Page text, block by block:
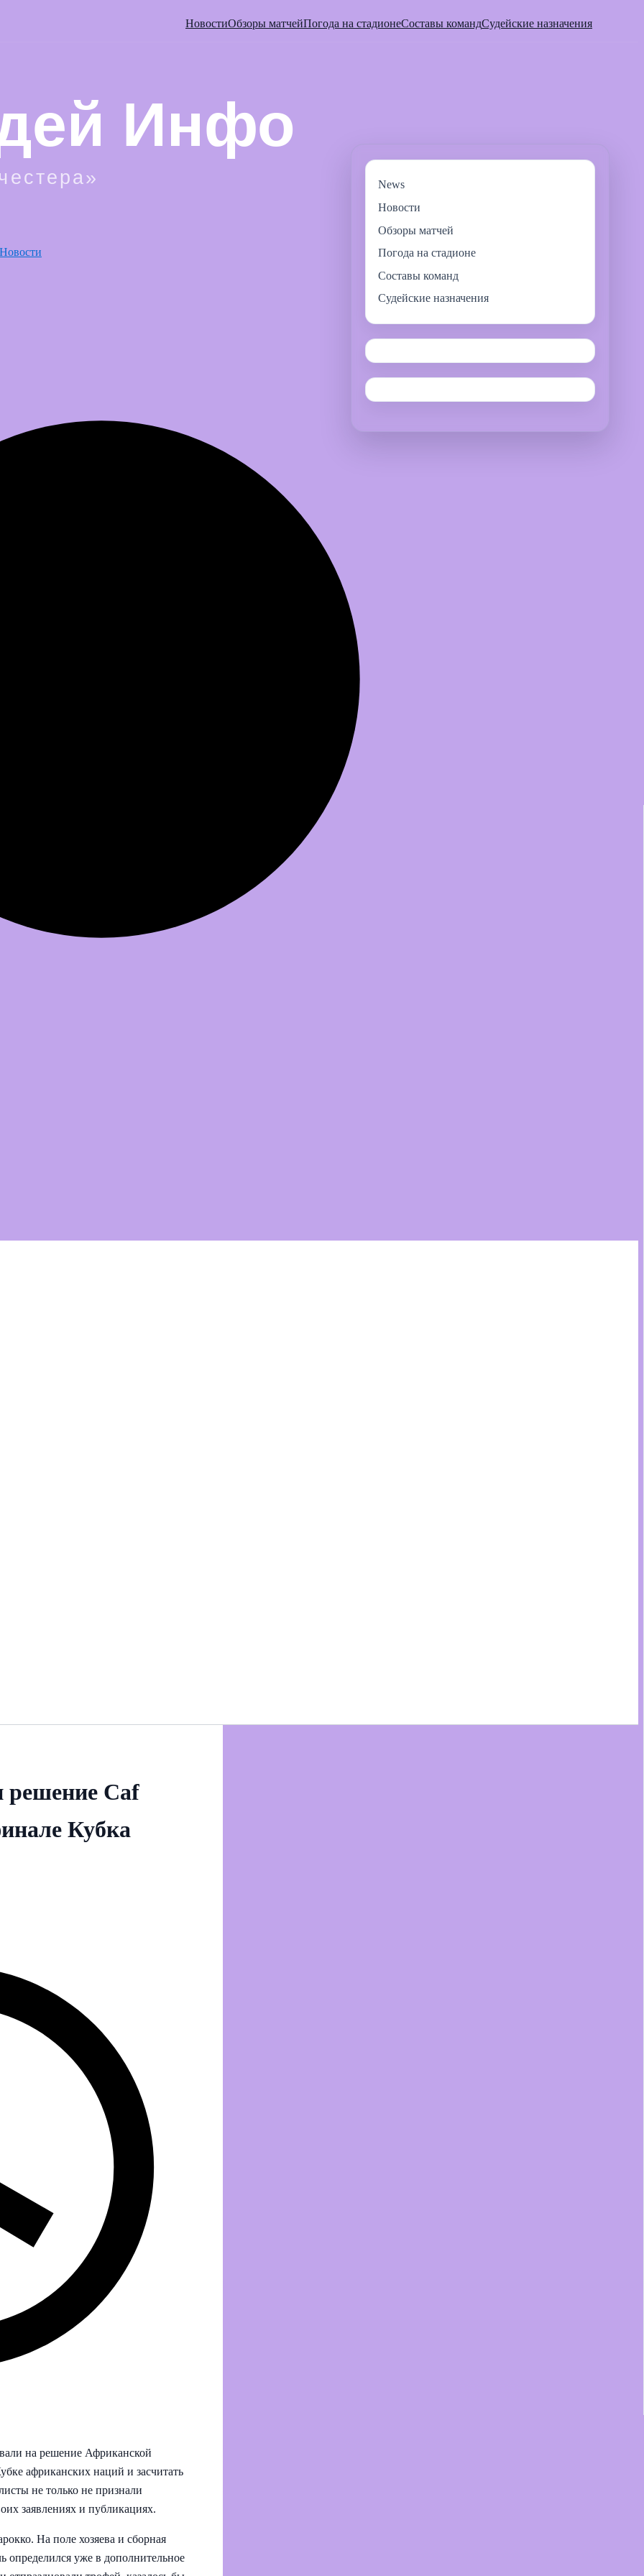
НовостиОбзоры матчейПогода на стадионеСоставы командСудейские назначения
Новости
решение Caf
Кубка
на решение Африканской
африканских наций и засчитать
не только не признали
заявлениях и публикациях.
На поле хозяева и сборная
определился уже в дополнительное
News
Новости
Обзоры матчей
Погода на стадионе
Составы команд
Судейские назначения